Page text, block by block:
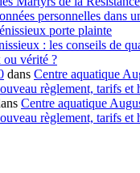
personnelles dans
porte plainte
: les conseils de
vérité ?
dans Centre aquatique
règlement, tarifs et
Centre aquatique
règlement, tarifs et